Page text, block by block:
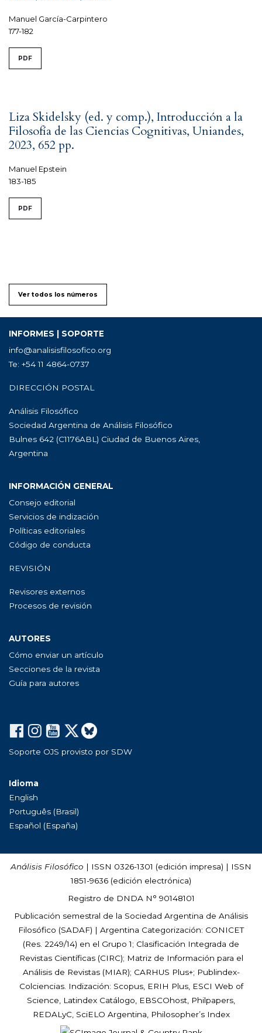
Manuel García-Carpintero
177-182
PDF
Liza Skidelsky (ed. y comp.), Introducción a la
Filosofía de las Ciencias Cognitivas, Uniandes,
2023, 652 pp.
Manuel Epstein
183-185
PDF
Ver todos los números
INFORMES | SOPORTE
info@analisisfilosofico.org
Te: +54 11 4864-0737
DIRECCIÓN POSTAL
Análisis Filosófico
Sociedad Argentina de Análisis Filosófico
Bulnes 642 (C1176ABL) Ciudad de Buenos Aires,
Argentina
INFORMACIÓN GENERAL
Consejo editorial
Servicios de indización
Políticas editoriales
Código de conducta
REVISIÓN
Revisores externos
Procesos de revisión
AUTORES
Cómo enviar un artículo
Secciones de la revista
Guía para autores
Soporte OJS provisto por SDW
Idioma
English
Português (Brasil)
Español (España)
Análisis Filosófico | ISSN 0326-1301 (edición impresa) | ISSN
1851-9636 (edición electrónica)
Registro de DNDA N° 90148101
Publicación semestral de la Sociedad Argentina de Análisis
Filosófico (SADAF) | Argentina Categorización: CONICET
(Res. 2249/14) en el Grupo 1; Clasificación Integrada de
Revistas Científicas (CIRC); Matriz de Información para el
Análisis de Revistas (MIAR); CARHUS Plus+; Publindex-
Colciencias. Indización: Scopus, ERIH Plus, ESCI Web of
Science, Latindex Catálogo, EBSCOhost, Philpapers,
REDALyC, SciELO Argentina, Philosopher’s Index